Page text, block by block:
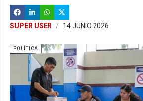
SUPER USER 14 JUNIO 2026
POLÍTICA